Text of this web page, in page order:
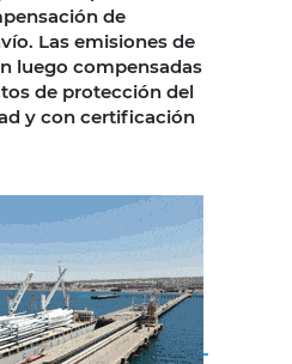
de
Las emisiones de
luego compensadas
de protección del
y con certificación